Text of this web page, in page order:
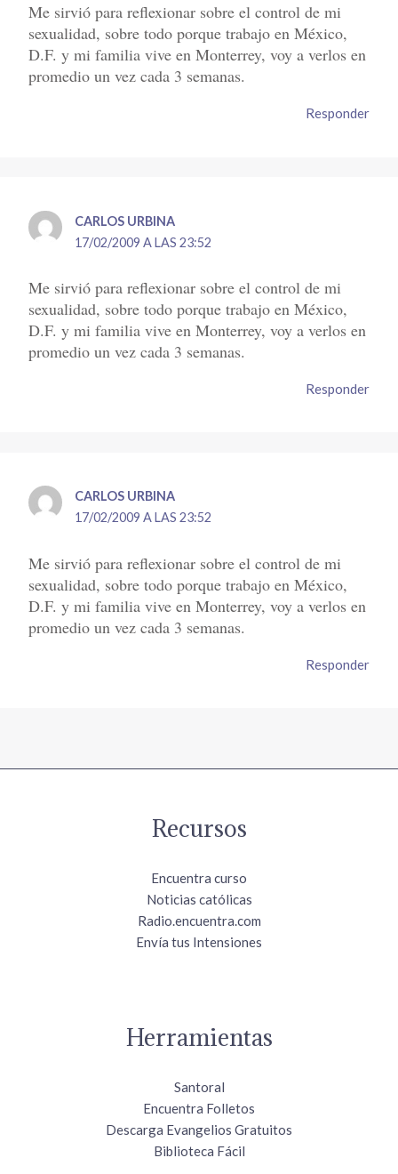
Me sirvió para reflexionar sobre el control de mi
sexualidad, sobre todo porque trabajo en México,
D.F. y mi familia vive en Monterrey, voy a verlos en
promedio un vez cada 3 semanas.
Responder
CARLOS URBINA
17/02/2009 A LAS 23:52
Me sirvió para reflexionar sobre el control de mi
sexualidad, sobre todo porque trabajo en México,
D.F. y mi familia vive en Monterrey, voy a verlos en
promedio un vez cada 3 semanas.
Responder
CARLOS URBINA
17/02/2009 A LAS 23:52
Me sirvió para reflexionar sobre el control de mi
sexualidad, sobre todo porque trabajo en México,
D.F. y mi familia vive en Monterrey, voy a verlos en
promedio un vez cada 3 semanas.
Responder
Recursos
Encuentra curso
Noticias católicas
Radio.encuentra.com
Envía tus Intensiones
Herramientas
Santoral
Encuentra Folletos
Descarga Evangelios Gratuitos
Biblioteca Fácil